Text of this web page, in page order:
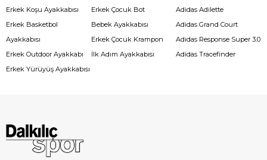
Erkek Koşu Ayakkabısı
Erkek Basketbol
Ayakkabısı
Erkek Outdoor Ayakkabı
Erkek Yürüyüş Ayakkabısı
Erkek Çocuk Bot
Bebek Ayakkabısı
Erkek Çocuk Krampon
İlk Adım Ayakkabısı
Adidas Adilette
Adidas Grand Court
Adidas Response Super 3.0
Adidas Tracefinder